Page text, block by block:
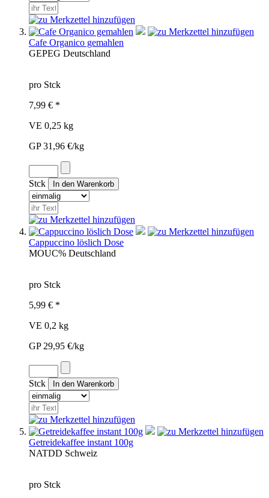
Cafe Organico gemahlen
GEPEG Deutschland
pro Stck
7,99 € *
VE 0,25 kg
GP 31,96 €/kg
Stck
Cappuccino löslich Dose
MOUC% Deutschland
pro Stck
5,99 € *
VE 0,2 kg
GP 29,95 €/kg
Stck
Getreidekaffee instant 100g
NATDD Schweiz
pro Stck